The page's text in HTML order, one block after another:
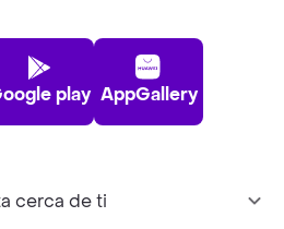
play AppGallery
cerca de ti